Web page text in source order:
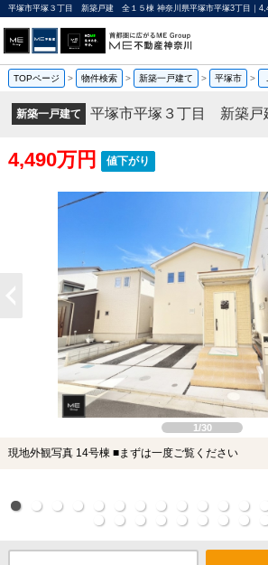
TOPページ > 物件検索 > 新築一戸建て > 平塚市 >
新築一戸建て 平塚市平塚３丁目 新築
4,490万円 値下がり
1/30
現地外観写真 14号棟 ■まずは一度ご覧ください